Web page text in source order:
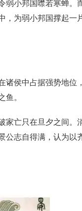
小邦国噤若寒蝉。
为弱小邦国撑起一
侯中占据强势地位
鱼。
亡只在旦夕之间。
志自得满，认为以